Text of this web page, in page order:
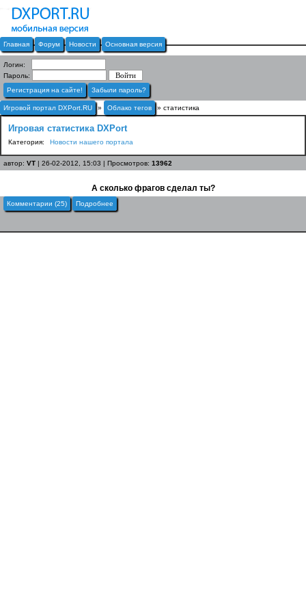
Главная Форум Новости Основная версия
Логин:
Пароль:
Регистрация на сайте!
Забыли пароль?
Игровой портал DXPort.RU » Облако тегов » статистика
Игровая статистика DXPort
Категория: Новости нашего портала
автор: VT | 26-02-2012, 15:03 | Просмотров: 13962
А сколько фрагов сделал ты?
Комментарии (25) Подробнее